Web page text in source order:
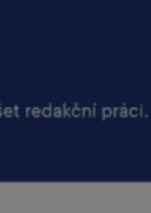
redakční práci.